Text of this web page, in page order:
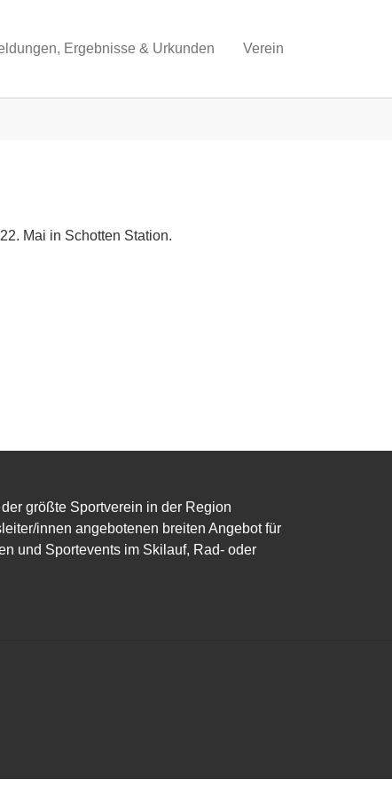
Ergebnisse & Urkunden Verein
Mai in Schotten Station.
größte Sportverein in der Region
innen angebotenen breiten Angebot für
und Sportevents im Skilauf, Rad- oder